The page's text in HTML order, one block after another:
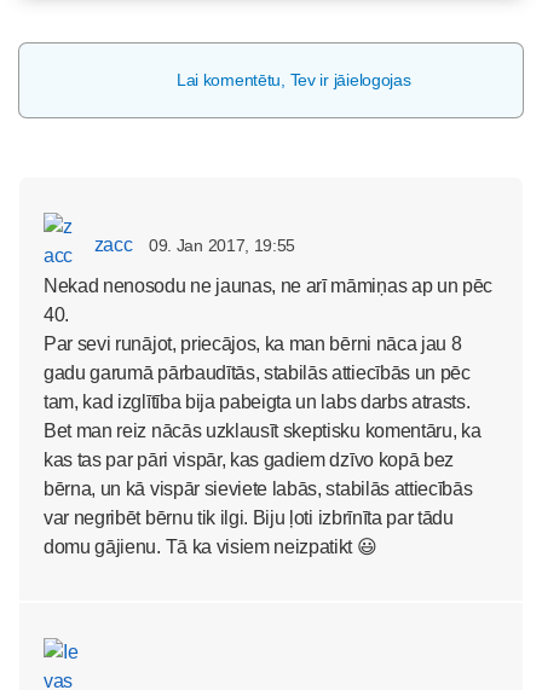
Lai komentētu, Tev ir jāielogojas
zacc 09. Jan 2017, 19:55
Nekad nenosodu ne jaunas, ne arī māmiņas ap un pēc
40.
Par sevi runājot, priecājos, ka man bērni nāca jau 8
gadu garumā pārbaudītās, stabilās attiecībās un pēc
tam, kad izglītība bija pabeigta un labs darbs atrasts.
Bet man reiz nācās uzklausīt skeptisku komentāru, ka
kas tas par pāri vispār, kas gadiem dzīvo kopā bez
bērna, un kā vispār sieviete labās, stabilās attiecībās
var negribēt bērnu tik ilgi. Biju ļoti izbrīnīta par tādu
domu gājienu. Tā ka visiem neizpatikt 😃